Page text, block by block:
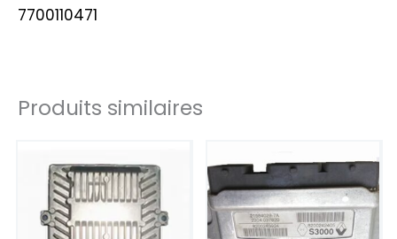
7700110471
Produits similaires